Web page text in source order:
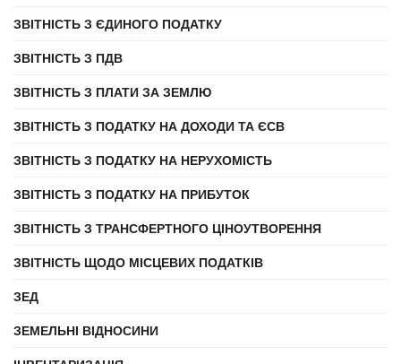
ЗВІТНІСТЬ З ЄДИНОГО ПОДАТКУ
ЗВІТНІСТЬ З ПДВ
ЗВІТНІСТЬ З ПЛАТИ ЗА ЗЕМЛЮ
ЗВІТНІСТЬ З ПОДАТКУ НА ДОХОДИ ТА ЄСВ
ЗВІТНІСТЬ З ПОДАТКУ НА НЕРУХОМІСТЬ
ЗВІТНІСТЬ З ПОДАТКУ НА ПРИБУТОК
ЗВІТНІСТЬ З ТРАНСФЕРТНОГО ЦІНОУТВОРЕННЯ
ЗВІТНІСТЬ ЩОДО МІСЦЕВИХ ПОДАТКІВ
ЗЕД
ЗЕМЕЛЬНІ ВІДНОСИНИ